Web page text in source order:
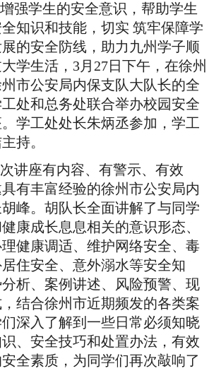
强学生的安全意识，帮助学生
知识和技能，切实 筑牢保障学
的安全防线，助力九州学子顺
学生活，3月27日下午，在徐州
市公安局内保支队大队长的全
处和总务处联合举办校园安全
学工处处长朱炳丞参加，学工
持。
讲座有内容、有警示、有效
有丰富经验的徐州市公安局内
峰。胡队长全面讲解了与同学
康成长息息相关的意识形态、
健康调适、维护网络安全、毒
住安全、意外溺水等安全知
析、案例讲述、风险预警、现
结合徐州市近期频发的各类案
深入了解到一些日常必须知晓
、安全技巧和处置办法，有效
全素质，为同学们再次敲响了